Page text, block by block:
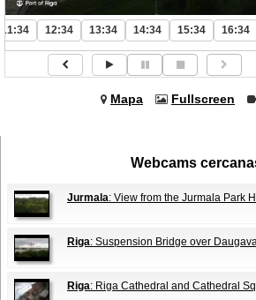
11:34 12:34 13:34 14:34 15:34 16:34
Mapa Fullscreen
Webcams
Jurmala: View from the Jurmala Park
Riga: Suspension Bridge over
Riga: Riga Cathedral and Cathedral